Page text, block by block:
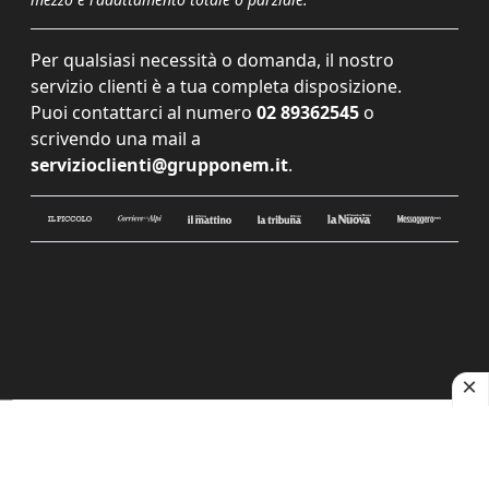
Per qualsiasi necessità o domanda, il nostro
servizio clienti è a tua completa disposizione.
Puoi contattarci al numero 02 89362545 o
scrivendo una mail a
servizioclienti@grupponem.it.